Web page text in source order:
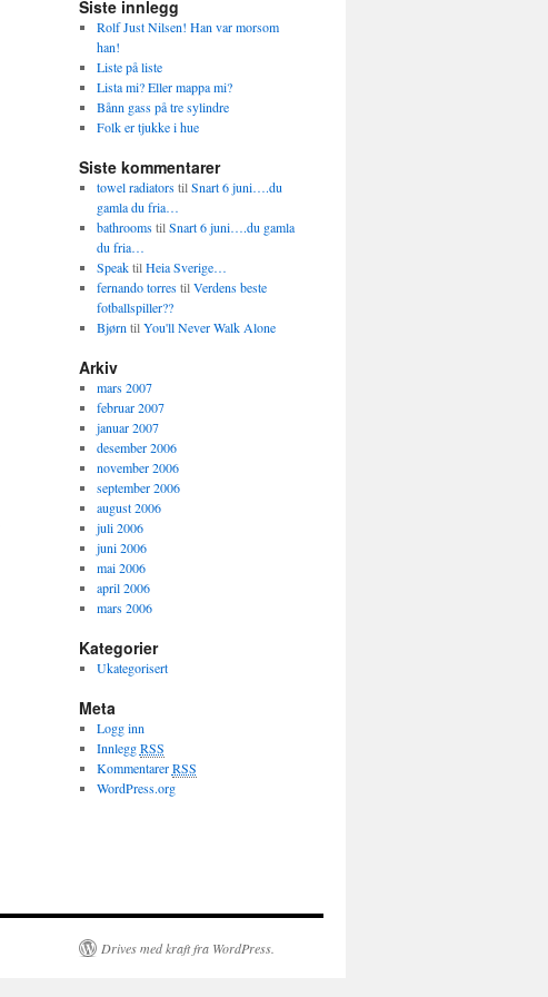
Siste innlegg
Rolf Just Nilsen! Han var morsom
han!
Liste på liste
Lista mi? Eller mappa mi?
Bånn gass på tre sylindre
Folk er tjukke i hue
Siste kommentarer
towel radiatorstilSnart 6 juni….du
gamla du fria…
bathroomstilSnart 6 juni….du gamla
du fria…
SpeaktilHeia Sverige…
fernando torrestilVerdens beste
fotballspiller??
Bjørn tilYou'll Never Walk Alone
Arkiv
mars 2007
februar 2007
januar 2007
desember 2006
november 2006
september 2006
august 2006
juli 2006
juni 2006
mai 2006
april 2006
mars 2006
Kategorier
Ukategorisert
Meta
Logg inn
InnleggRSS
KommentarerRSS
WordPress.org
Drives med kraft fra WordPress.